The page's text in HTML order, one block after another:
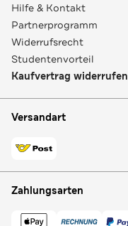
Hilfe & Kontakt
Partnerprogramm
Widerrufsrecht
Studentenvorteil
Kaufvertrag widerrufen
Versandart
Zahlungsarten